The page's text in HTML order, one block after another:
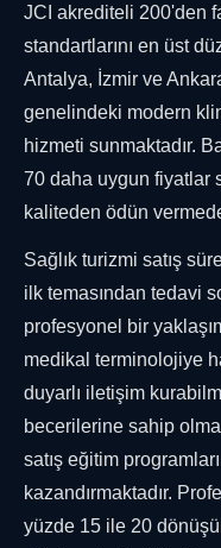
JCI akrediteli 200'den
standartlarını en üst
Antalya, İzmir ve
genelindeki modern
hizmeti sunmaktadır.
70 daha uygun fiyatlar
kaliteden ödün
Sağlık turizmi satış
ilk temasından tedavi
profesyonel bir
medikal terminolojiye
duyarlı iletişim
becerilerine sahip
satış eğitim
kazandırmaktadır.
yüzde 15 ile 20